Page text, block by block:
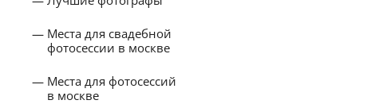
Места для свадебной
фотосессии в москве
Места для фотосессий
в москве